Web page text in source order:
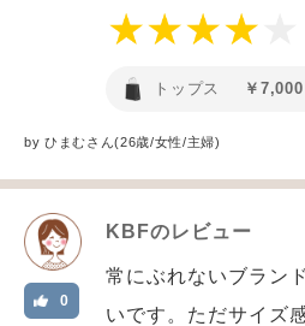
トップス ￥7,000
byひまむさん(26歳/女性/主婦)
KBFのレビュー
0
常にぶれないブラン
いです。ただサイズ